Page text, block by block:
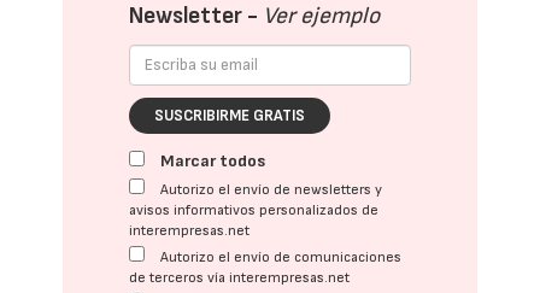
Newsletter - Ver ejemplo
SUSCRIBIRME GRATIS
Marcar todos
Autorizo el envío de newsletters y
avisos informativos personalizados de
interempresas.net
Autorizo el envío de comunicaciones
de terceros vía interempresas.net